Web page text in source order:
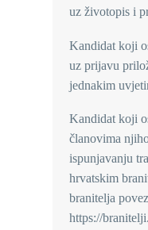
uz životopis i
Kandidat koji
uz prijavu
jednakim
Kandidat koji
članovima
ispunjavanju
hrvatskim
branitelja
https://